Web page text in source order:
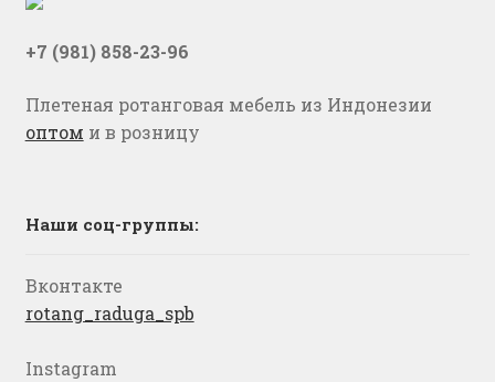
+7 (981) 858-23-96
Плетеная ротанговая мебель из Индонезии
оптом и в розницу
Наши соц-группы:
Вконтакте
rotang_raduga_spb
Instagram